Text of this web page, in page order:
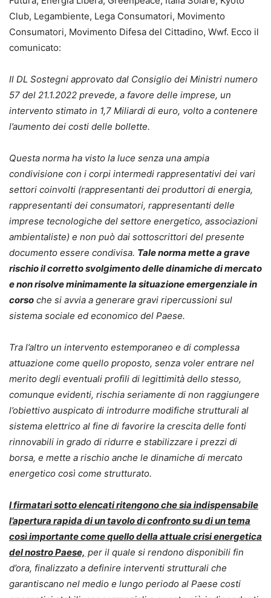
Club, Legambiente, Lega Consumatori, Movimento
Consumatori, Movimento Difesa del Cittadino, Wwf. Ecco il
comunicato:
Il DL Sostegni approvato dal Consiglio dei Ministri numero
57 del 21.1.2022 prevede, a favore delle imprese, un
intervento stimato in 1,7 Miliardi di euro, volto a contenere
l’aumento dei costi delle bollette.
Questa norma ha visto la luce senza una ampia
condivisione con i corpi intermedi rappresentativi dei vari
settori coinvolti (rappresentanti dei produttori di energia,
rappresentanti dei consumatori, rappresentanti delle
imprese tecnologiche del settore energetico, associazioni
ambientaliste) e non può dai sottoscrittori del presente
documento essere condivisa. Tale norma mette a grave
rischio il corretto svolgimento delle dinamiche di mercato
e non risolve minimamente la situazione emergenziale in
corso che si avvia a generare gravi ripercussioni sul
sistema sociale ed economico del Paese.
Tra l’altro un intervento estemporaneo e di complessa
attuazione come quello proposto, senza voler entrare nel
merito degli eventuali profili di legittimità dello stesso,
comunque evidenti, rischia seriamente di non raggiungere
l’obiettivo auspicato di introdurre modifiche strutturali al
sistema elettrico al fine di favorire la crescita delle fonti
rinnovabili in grado di ridurre e stabilizzare i prezzi di
borsa, e mette a rischio anche le dinamiche di mercato
energetico così come strutturato.
I firmatari sotto elencati ritengono che sia indispensabile
l’apertura rapida di un tavolo di confronto su di un tema
così importante come quello della attuale crisi energetica
del nostro Paese, per il quale si rendono disponibili fin
d’ora, finalizzato a definire interventi strutturali che
garantiscano nel medio e lungo periodo al Paese costi